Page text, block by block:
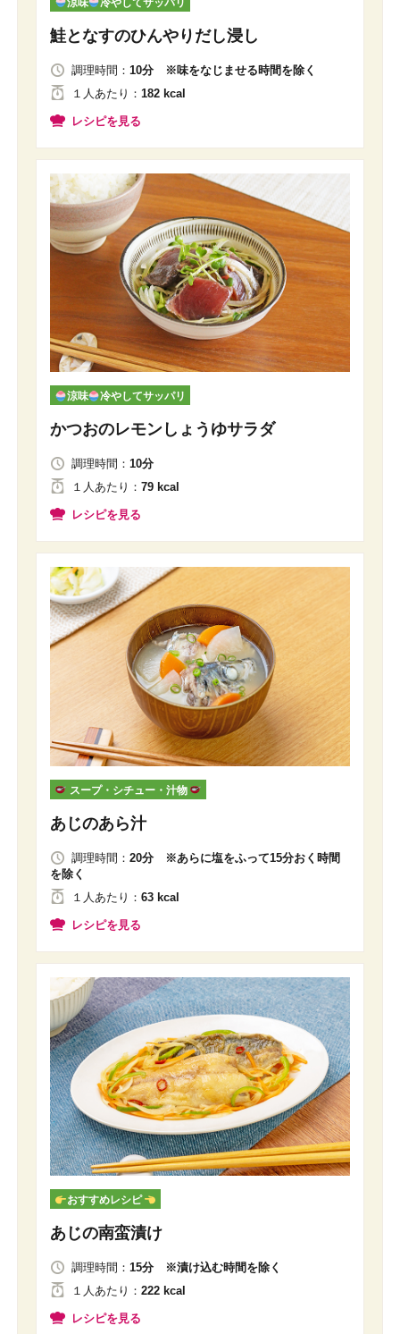
涼味 冷やしてサッパリ
鮭となすのひんやりだし浸し
調理時間： 10分 ※味をなじませる時間を除く
１人あたり ： 182 kcal
レシピを見る
涼味 冷やしてサッパリ
かつおのレモンしょうゆサラダ
調理時間： 10分
１人あたり ： 79 kcal
レシピを見る
スープ・シチュー・汁物
あじのあら汁
調理時間： 20分 ※あらに塩をふって15分おく時間
を除く
１人 あたり ： 63 kcal
レシピを見る
おすすめレシピ
あじの南蛮漬け
調理時間： 15分 ※漬け込む時間を除く
１人あたり ： 222 kcal
レシピを見る